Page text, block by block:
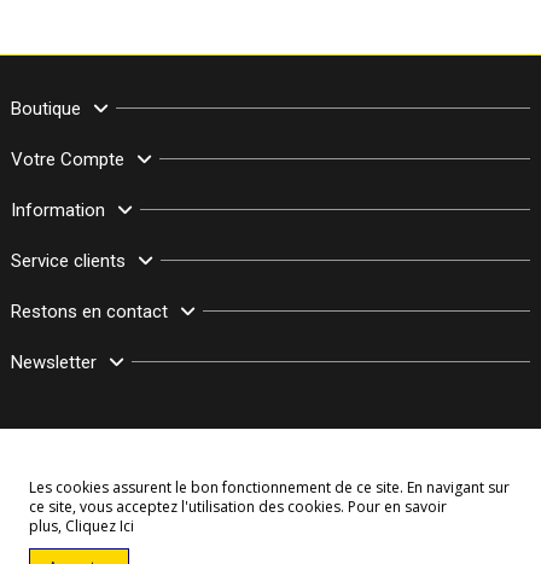
Boutique
Votre Compte
Information
Service clients
Restons en contact
Newsletter
© Copyright 2003–2026 Bollymarket.com - Tous Droits Réservés
Les cookies assurent le bon fonctionnement de ce site. En navigant sur
ce site, vous acceptez l'utilisation des cookies. Pour en savoir
plus, Cliquez Ici